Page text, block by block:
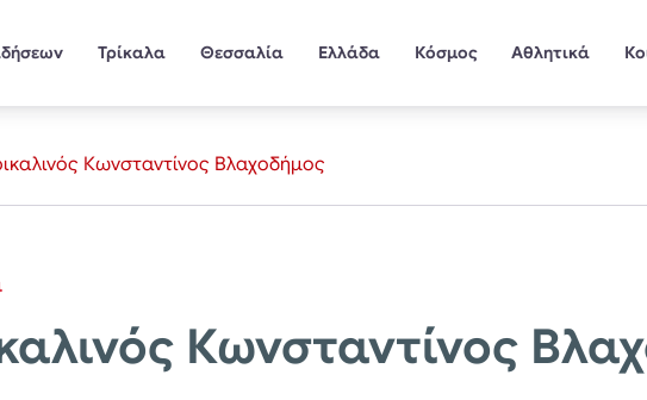
Τρίκαλα Θεσσαλία Ελλάδα Κόσμος Αθλητικά
Κωνσταντίνος Βλαχοδήμος
Κωνσταντίνος